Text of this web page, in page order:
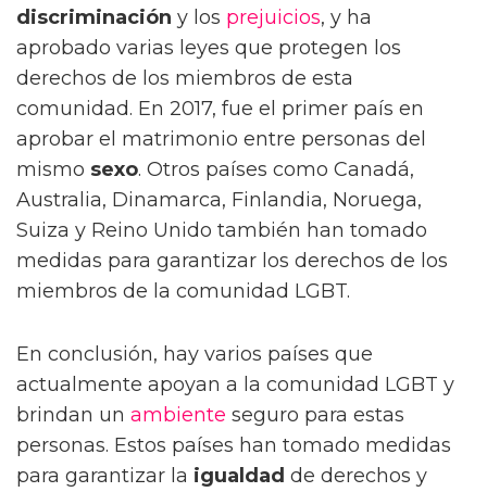
discriminación y los prejuicios, y ha
aprobado varias leyes que protegen los
derechos de los miembros de esta
comunidad. En 2017, fue el primer país en
aprobar el matrimonio entre personas del
mismo sexo. Otros países como Canadá,
Australia, Dinamarca, Finlandia, Noruega,
Suiza y Reino Unido también han tomado
medidas para garantizar los derechos de los
miembros de la comunidad LGBT.
En conclusión, hay varios países que
actualmente apoyan a la comunidad LGBT y
brindan un ambiente seguro para estas
personas. Estos países han tomado medidas
para garantizar la igualdad de derechos y